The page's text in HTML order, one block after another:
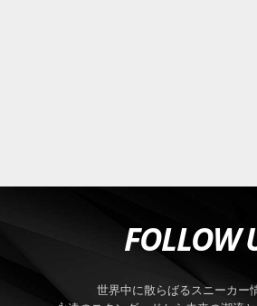
FOLLOW
世界中に散らばるスニーカー